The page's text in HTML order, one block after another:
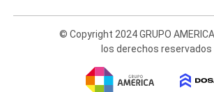
© Copyright 2024 GRUPO
los derechos reservados